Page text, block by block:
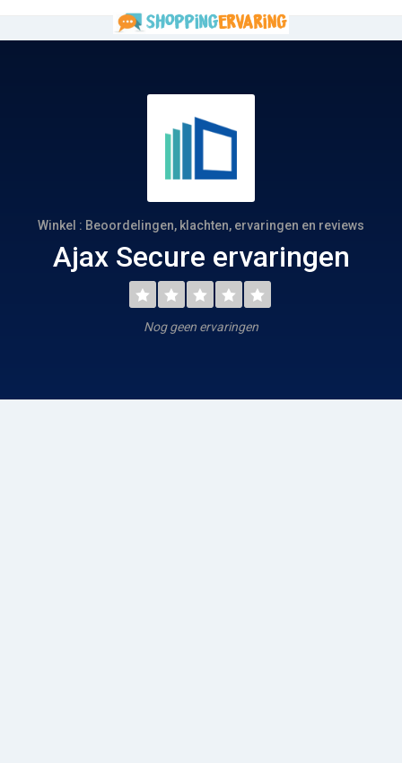
Winkel : Beoordelingen, klachten, ervaringen en reviews
Ajax Secure ervaringen
Nog geen ervaringen